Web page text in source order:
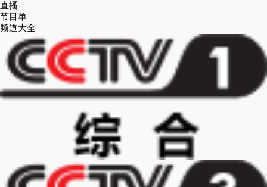
直播
节目单
频道大全